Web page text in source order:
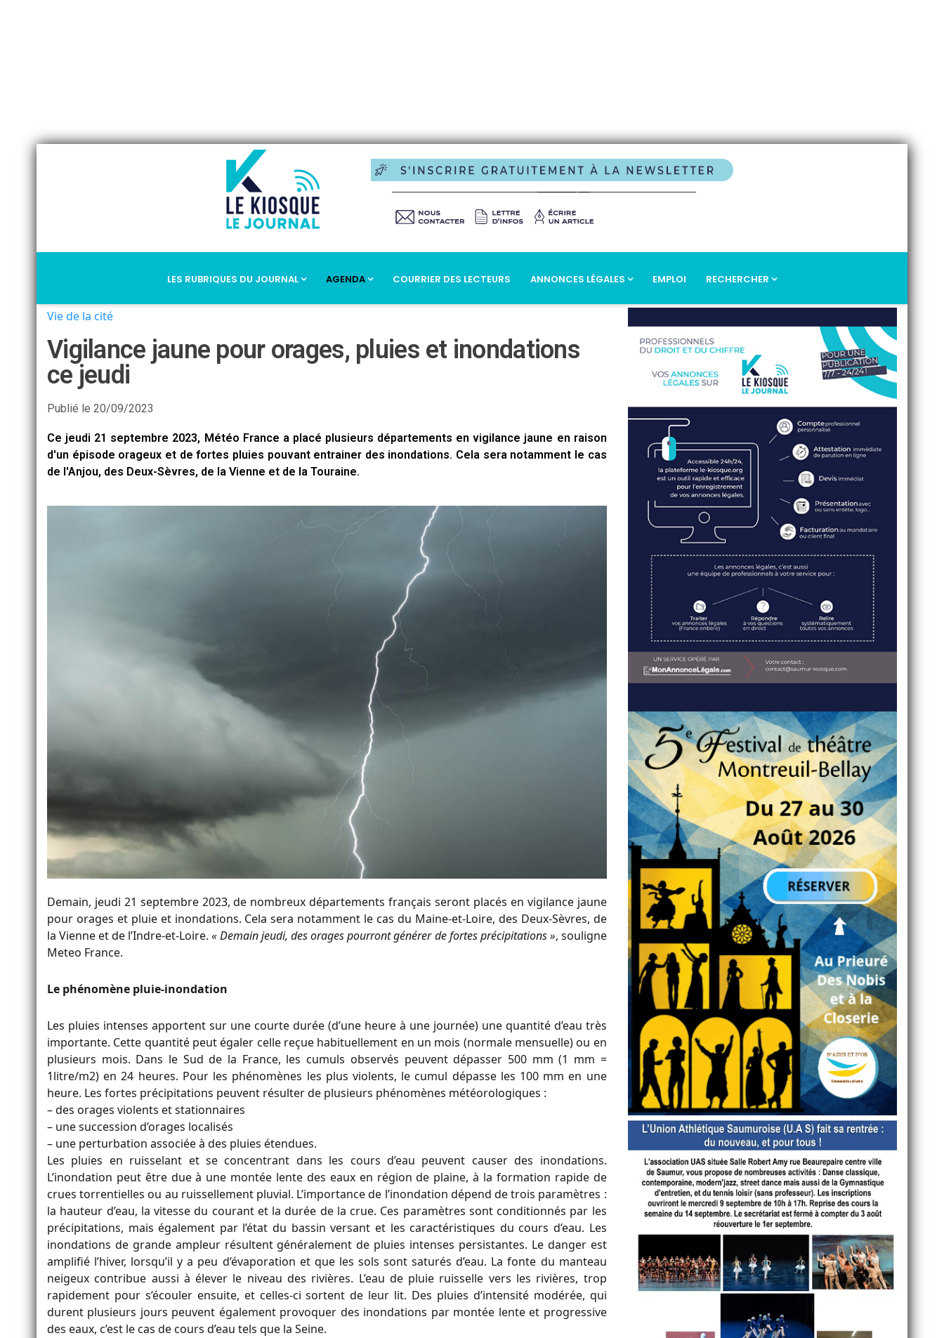
LES RUBRIQUES DU JOURNAL AGENDA COURRIER DES LECTEURS ANNONCES LÉGALES EMPLOI RECHERCHER
Vie de la cité
Vigilance jaune pour orages, pluies et inondations
ce jeudi
Publié le 20/09/2023
Ce jeudi 21 septembre 2023, Météo France a placé plusieurs départements en vigilance jaune en raison
d'un épisode orageux et de fortes pluies pouvant entrainer des inondations. Cela sera notamment le cas
de l'Anjou, des Deux-Sèvres, de la Vienne et de la Touraine.
Demain, jeudi 21 septembre 2023, de nombreux départements français seront placés en vigilance jaune
pour orages et pluie et inondations. Cela sera notamment le cas du Maine-et-Loire, des Deux-Sèvres, de
la Vienne et de l’Indre-et-Loire.« Demain jeudi, des orages pourront générer de fortes précipitations », souligne
Meteo France.
Le phénomène pluie-inondation
Les pluies intenses apportent sur une courte durée (d’une heure à une journée) une quantité d’eau très
importante. Cette quantité peut égaler celle reçue habituellement en un mois (normale mensuelle) ou en
plusieurs mois. Dans le Sud de la France, les cumuls observés peuvent dépasser 500 mm (1 mm =
1litre/m2) en 24 heures. Pour les phénomènes les plus violents, le cumul dépasse les 100 mm en une
heure. Les fortes précipitations peuvent résulter de plusieurs phénomènes météorologiques :
– des orages violents et stationnaires
– une succession d’orages localisés
– une perturbation associée à des pluies étendues.
Les pluies en ruisselant et se concentrant dans les cours d’eau peuvent causer des inondations.
L’inondation peut être due à une montée lente des eaux en région de plaine, à la formation rapide de
crues torrentielles ou au ruissellement pluvial. L’importance de l’inondation dépend de trois paramètres :
la hauteur d’eau, la vitesse du courant et la durée de la crue. Ces paramètres sont conditionnés par les
précipitations, mais également par l’état du bassin versant et les caractéristiques du cours d’eau. Les
inondations de grande ampleur résultent généralement de pluies intenses persistantes. Le danger est
amplifié l’hiver, lorsqu’il y a peu d’évaporation et que les sols sont saturés d’eau. La fonte du manteau
neigeux contribue aussi à élever le niveau des rivières. L’eau de pluie ruisselle vers les rivières, trop
rapidement pour s’écouler ensuite, et celles-ci sortent de leur lit. Des pluies d’intensité modérée, qui
durent plusieurs jours peuvent également provoquer des inondations par montée lente et progressive
des eaux, c’est le cas de cours d’eau tels que la Seine.